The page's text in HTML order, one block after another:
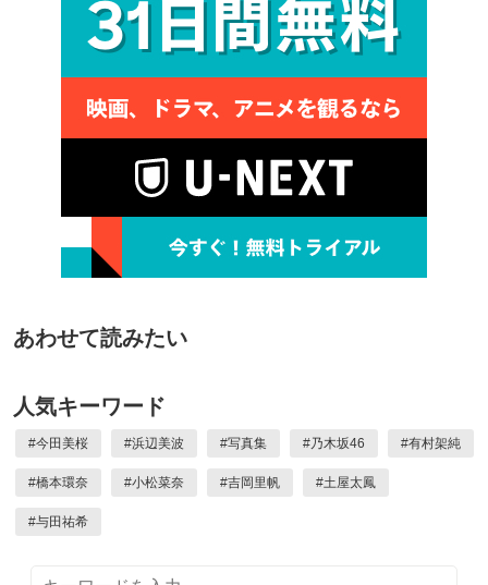
あわせて読みたい
人気キーワード
#今田美桜 #浜辺美波 #写真集 #乃木坂46 #有村架純
#橋本環奈 #小松菜奈 #吉岡里帆 #土屋太鳳
#与田祐希